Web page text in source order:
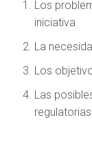
Los
iniciativa
La
Los
Las
regulatorias